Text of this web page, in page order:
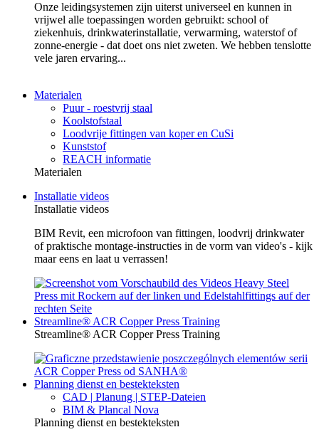
Onze leidingsystemen zijn uiterst universeel en kunnen in
vrijwel alle toepassingen worden gebruikt: school of
ziekenhuis, drinkwaterinstallatie, verwarming, waterstof of
zonne-energie - dat doet ons niet zweten. We hebben tenslotte
vele jaren ervaring...
Materialen
Puur - roestvrij staal
Koolstofstaal
Loodvrije fittingen van koper en CuSi
Kunststof
REACH informatie
Materialen
Installatie videos
Installatie videos
BIM Revit, een microfoon van fittingen, loodvrij drinkwater
of praktische montage-instructies in de vorm van video's - kijk
maar eens en laat u verrassen!
Streamline® ACR Copper Press Training
Streamline® ACR Copper Press Training
Planning dienst en bestekteksten
CAD | Planung | STEP-Dateien
BIM & Plancal Nova
Planning dienst en bestekteksten